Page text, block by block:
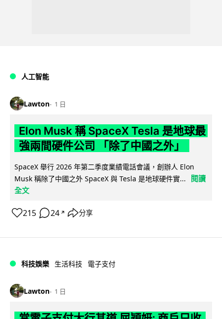
人工智能
Lawton 1 日
Elon Musk 稱 SpaceX Tesla 是地球最
強兩間硬件公司 「除了中國之外」
SpaceX 舉行 2026 年第二季度業績電話會議，創辦人 Elon
Musk 稱除了中國之外 SpaceX 與 Tesla 是地球硬件實...
閱讀
全文
215 24 ↗ 分享
科技娛樂 生活科技 電子支付
Lawton 1 日